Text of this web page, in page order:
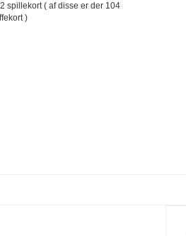
spillekort ( af disse er der 104
)